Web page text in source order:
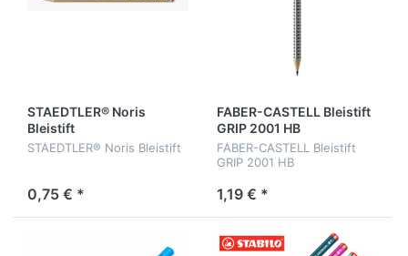
STAEDTLER® Noris
Bleistift
STAEDTLER® Noris Bleistift
0,75 € *
FABER-CASTELL Bleistift
GRIP 2001 HB
FABER-CASTELL Bleistift
GRIP 2001 HB
1,19 € *